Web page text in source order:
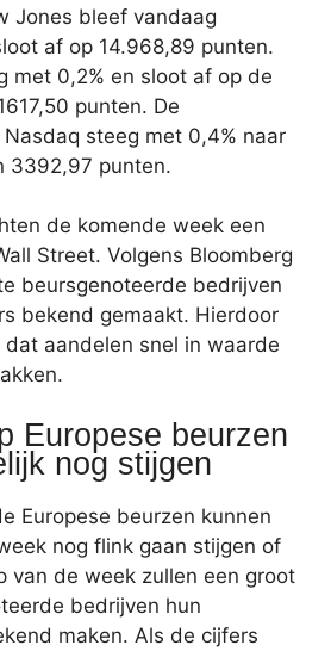
Jones bleef vandaag
af op 14.968,89 punten.
met 0,2% en sloot af op de
punten. De
steeg met 0,4% naar
3392,97 punten.
de komende week een
Street. Volgens Bloomberg
beursgenoteerde bedrijven
bekend gemaakt. Hierdoor
aandelen snel in waarde
Europese beurzen
nog stijgen
Europese beurzen kunnen
nog flink gaan stijgen of
van de week zullen een groot
bedrijven hun
maken. Als de cijfers